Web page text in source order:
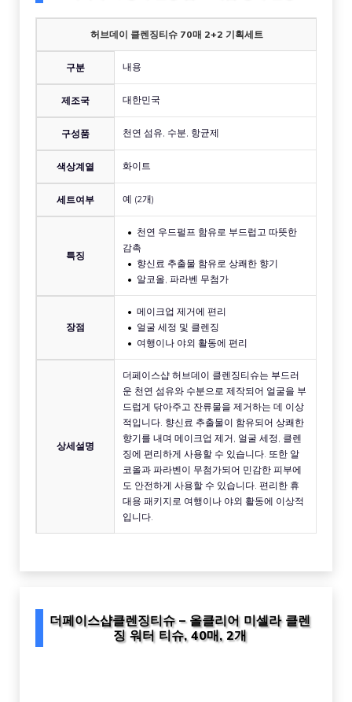
허브데이 클렌징티슈 70매 2+2 기획세트
구분 내용
제조국 대한민국
구성품 천연 섬유, 수분, 항균제
색상계열 화이트
세트여부 예 (2개)
특징
천연 우드펄프 함유로 부드럽고 따뜻한
감촉
향신료 추출물 함유로 상쾌한 향기
알코올, 파라벤 무첨가
장점
메이크업 제거에 편리
얼굴 세정 및 클렌징
여행이나 야외 활동에 편리
상세설명
더페이스샵 허브데이 클렌징티슈는 부드러
운 천연 섬유와 수분으로 제작되어 얼굴을 부
드럽게 닦아주고 잔류물을 제거하는 데 이상
적입니다. 향신료 추출물이 함유되어 상쾌한
향기를 내며 메이크업 제거, 얼굴 세정, 클렌
징에 편리하게 사용할 수 있습니다. 또한 알
코올과 파라벤이 무첨가되어 민감한 피부에
도 안전하게 사용할 수 있습니다. 편리한 휴
대용 패키지로 여행이나 야외 활동에 이상적
입니다.
더페이스샵클렌징티슈 – 올클리어 미셀라 클렌
징 워터 티슈, 40매, 2개